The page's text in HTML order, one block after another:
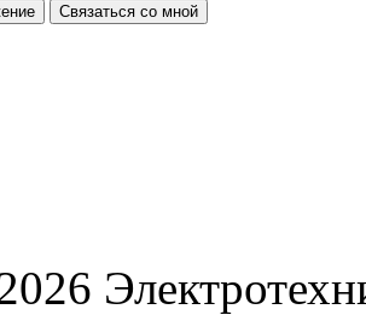
Связаться со мной